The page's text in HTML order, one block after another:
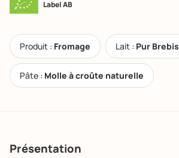
Label AB
Produit : Fromage Lait : Pur Brebis
Pâte : Molle à croûte naturelle
Présentation